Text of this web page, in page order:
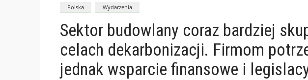
Polska Wydarzenia
Sektor budowlany coraz bardziej
celach dekarbonizacji. Firmom
jednak wsparcie finansowe i